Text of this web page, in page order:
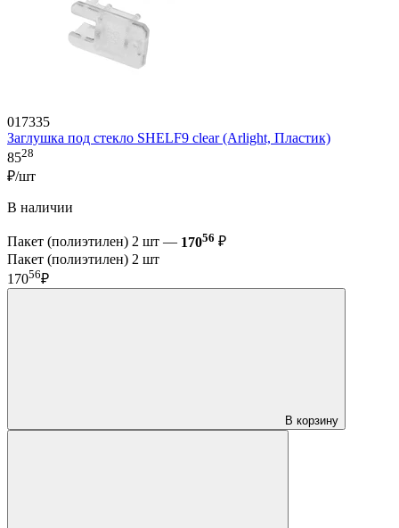
017335
Заглушка под стекло SHELF9 clear (Arlight, Пластик)
8528
₽/шт
В наличии
Пакет (полиэтилен) 2 шт — 17056 ₽
Пакет (полиэтилен) 2 шт
17056₽
В корзину